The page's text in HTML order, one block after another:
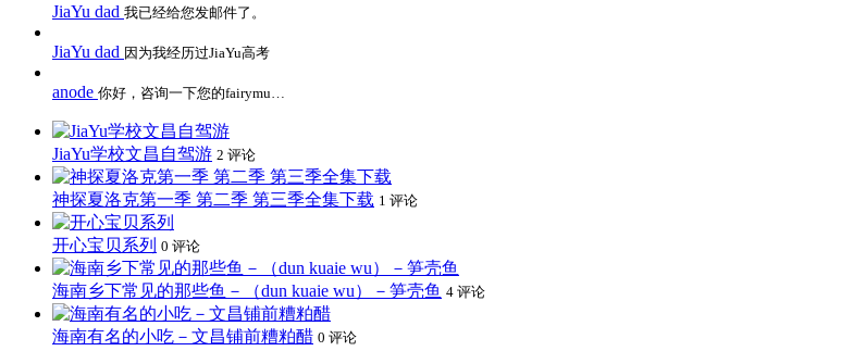
JiaYu dad 我已经给您发邮件了。
JiaYu dad 因为我经历过JiaYu高考
anode 你好，咨询一下您的fairymu…
JiaYu学校文昌自驾游 2 评论
神探夏洛克第一季 第二季 第三季全集下载 1 评论
开心宝贝系列 0 评论
海南乡下常见的那些鱼－（dun kuaie wu）－笋壳鱼 4 评论
海南有名的小吃－文昌铺前糟粕醋 0 评论